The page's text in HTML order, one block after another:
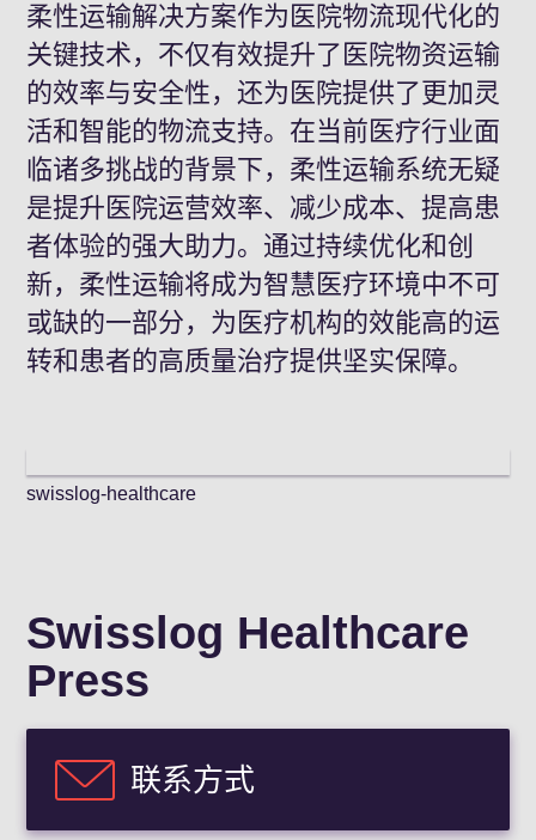
柔性运输解决方案作为医院物流现代化的
关键技术，不仅有效提升了医院物资运输
的效率与安全性，还为医院提供了更加灵
活和智能的物流支持。在当前医疗行业面
临诸多挑战的背景下，柔性运输系统无疑
是提升医院运营效率、减少成本、提高患
者体验的强大助力。通过持续优化和创
新，柔性运输将成为智慧医疗环境中不可
或缺的一部分，为医疗机构的效能高的运
转和患者的高质量治疗提供坚实保障。
swisslog-healthcare
Swisslog Healthcare
Press
联系方式